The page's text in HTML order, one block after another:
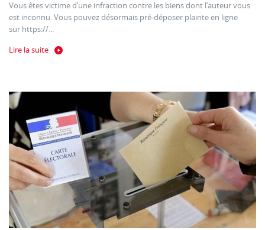
Vous êtes victime d’une infraction contre les biens dont l’auteur vous
est inconnu. Vous pouvez désormais pré-déposer plainte en ligne
sur https://...
Lire la suite